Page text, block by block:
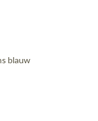
blauw